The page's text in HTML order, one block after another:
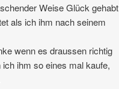
Weise Glück gehabt
als ich ihm nach seinem
wenn es draussen richtig
ihm so eines mal kaufe,